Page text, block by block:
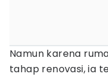
Namun karena
tahap renovasi, ia